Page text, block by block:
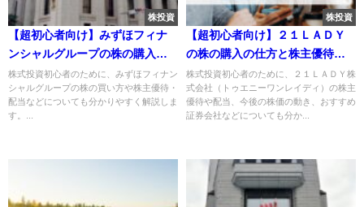
株投資
【超初心者向け】みずほフィナ
ンシャルグループの株の購入の
仕方
株式投資初心者のために、みずほフィナン
シャルグループの株の買い方や株主優待・
配当などについても分かりやすく解説しま
す。...
株投資
【超初心者向け】２１ＬＡＤＹ
の株の購入の仕方と株主優待に
ついて
株式投資初心者のために、２１ＬＡＤＹ株
式会社（トゥエニーワンレイディ）の株主
優待や配当、今後の株価の動き、おすすめ
証券会社などについても分か...